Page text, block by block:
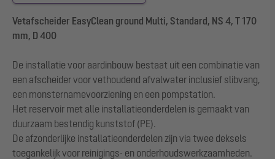
Vetafscheider EasyClean ground Multi, Standard, NS 4, T 170
mm, D 400
De installatie voor aardinbouw bestaat uit een combinatie van
een afscheider voor vethoudend afvalwater inclusief slibvang,
een monsternamevoorziening en een pompstation.
Het reservoir met alle installatieonderdelen is gemaakt van
duurzaam bestendig kunststof (PE).
De afzonderlijke installatieonderdelen zijn via twee deksels
toegankelijk voor reinigings- en onderhoudswerkzaamheden.